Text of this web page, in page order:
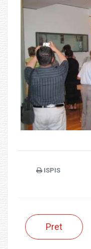
ISPIS
Pret